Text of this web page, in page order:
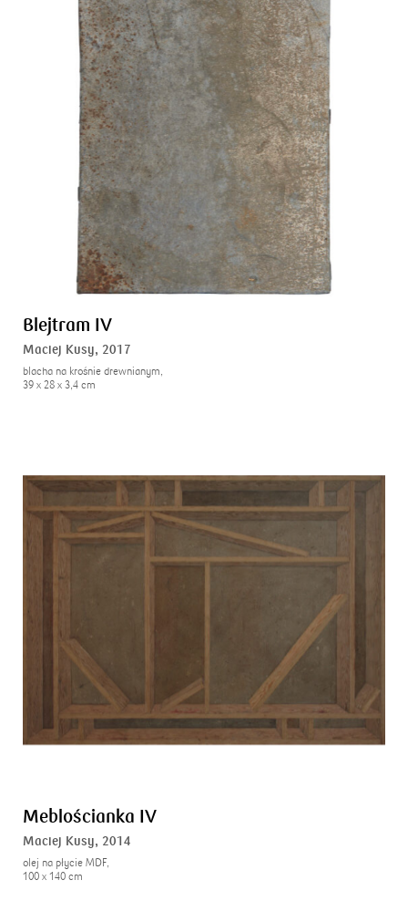
Blejtram IV
Maciej Kusy, 2017
blacha na krośnie drewnianym,
39 x 28 x 3,4 cm
Meblościanka IV
Maciej Kusy, 2014
olej na płycie MDF,
100 x 140 cm